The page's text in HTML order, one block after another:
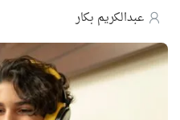
عبدالكريم بكار